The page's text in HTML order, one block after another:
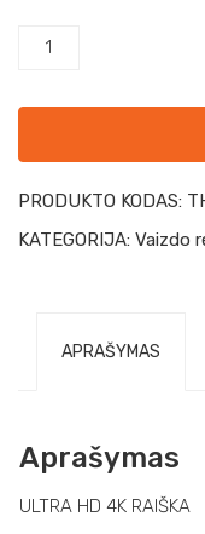
PRODUKTO KODAS:
KATEGORIJA: Vaizdo
APRAŠYMAS
Aprašymas
ULTRA HD 4K RAIŠKA